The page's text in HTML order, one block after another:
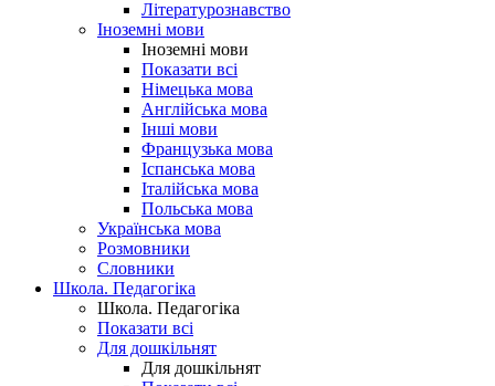
Літературознавство
Іноземні мови
Іноземні мови
Показати всі
Німецька мова
Англійська мова
Інші мови
Французька мова
Іспанська мова
Італійська мова
Польська мова
Українська мова
Розмовники
Словники
Школа. Педагогіка
Школа. Педагогіка
Показати всі
Для дошкільнят
Для дошкільнят